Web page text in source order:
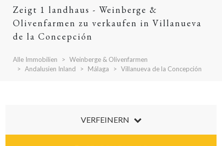
Zeigt 1 landhaus - Weinberge &
Olivenfarmen zu verkaufen in Villanueva
de la Concepción
Alle Immobilien
Weinberge & Olivenfarmen
Andalusien Inland
Málaga Villanueva de la Concepción
VERFEINERN